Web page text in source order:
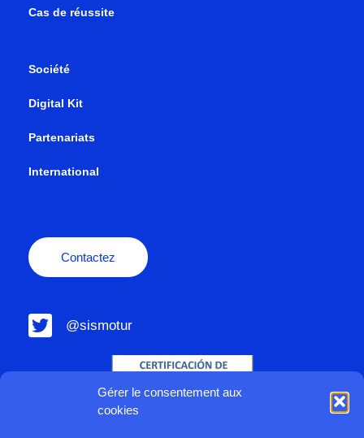
Gérer le consentement aux
cookies
Cas de réussite
Société
Digital Kit
Partenariats
International
Contactez
@sismotur